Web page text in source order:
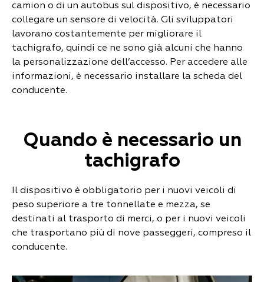
camion o di un autobus sul dispositivo, è necessario
collegare un sensore di velocità. Gli sviluppatori
lavorano costantemente per migliorare il
tachigrafo, quindi ce ne sono già alcuni che hanno
la personalizzazione dell’accesso. Per accedere alle
informazioni, è necessario installare la scheda del
conducente.
Quando è necessario un
tachigrafo
Il dispositivo è obbligatorio per i nuovi veicoli di
peso superiore a tre tonnellate e mezza, se
destinati al trasporto di merci, o per i nuovi veicoli
che trasportano più di nove passeggeri, compreso il
conducente.